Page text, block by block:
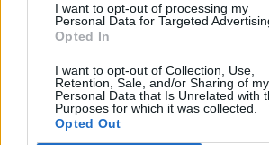
I want to opt-out of processing my
Personal Data for Targeted
Opted In
I want to opt-out of Collection, Use,
Retention, Sale, and/or Sharing of my
Personal Data that Is Unrelated with
Purposes for which it was collected.
Opted Out
Trump lança ataque aos
acusação inesperada